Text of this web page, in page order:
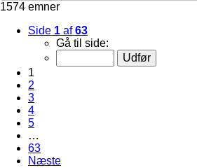
1574 emner
Side 1 af63
Gå til side:
1
2
3
4
5
…
63
Næste